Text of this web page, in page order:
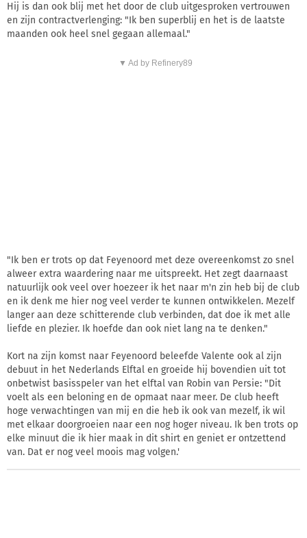
Hij is dan ook blij met het door de club uitgesproken vertrouwen
en zijn contractverlenging: "Ik ben superblij en het is de laatste
maanden ook heel snel gegaan allemaal."
▼ Ad by Refinery89
"Ik ben er trots op dat Feyenoord met deze overeenkomst zo snel
alweer extra waardering naar me uitspreekt. Het zegt daarnaast
natuurlijk ook veel over hoezeer ik het naar m'n zin heb bij de club
en ik denk me hier nog veel verder te kunnen ontwikkelen. Mezelf
langer aan deze schitterende club verbinden, dat doe ik met alle
liefde en plezier. Ik hoefde dan ook niet lang na te denken."
Kort na zijn komst naar Feyenoord beleefde Valente ook al zijn
debuut in het Nederlands Elftal en groeide hij bovendien uit tot
onbetwist basisspeler van het elftal van Robin van Persie: "Dit
voelt als een beloning en de opmaat naar meer. De club heeft
hoge verwachtingen van mij en die heb ik ook van mezelf, ik wil
met elkaar doorgroeien naar een nog hoger niveau. Ik ben trots op
elke minuut die ik hier maak in dit shirt en geniet er ontzettend
van. Dat er nog veel moois mag volgen.'